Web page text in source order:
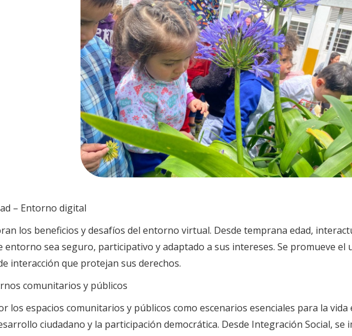
– Entorno digital
los beneficios y desafíos del entorno virtual. Desde temprana edad,
entorno sea seguro, participativo y adaptado a sus intereses. Se promueve
interacción que protejan sus derechos.
comunitarios y públicos
los espacios comunitarios y públicos como escenarios esenciales para la
ciudadano y la participación democrática. Desde Integración Social,